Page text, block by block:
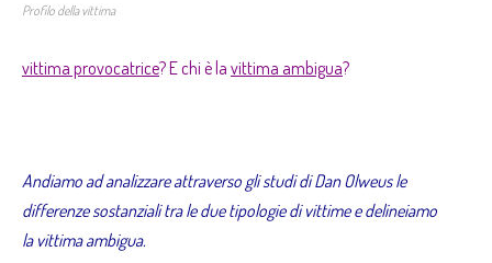
Profilo della vittima
vittima provocatrice? E chi è la vittima ambigua?
Andiamo ad analizzare attraverso gli studi di Dan Olweus le
differenze sostanziali tra le due tipologie di vittime e delineiamo
la vittima ambigua.